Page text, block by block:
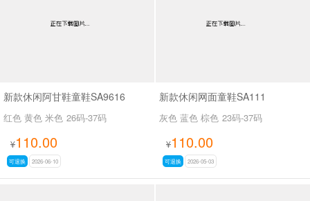
新款休闲阿甘鞋童鞋SA9616
红色 黄色 米色 26码-37码
¥110.00
可退换 2026-06-10
新款休闲网面童鞋SA111
灰色 蓝色 棕色 23码-37码
¥110.00
可退换 2026-05-03